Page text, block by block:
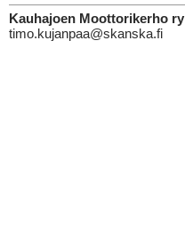
Kauhajoen Moottorikerho ry
timo.kujanpaa@skanska.fi